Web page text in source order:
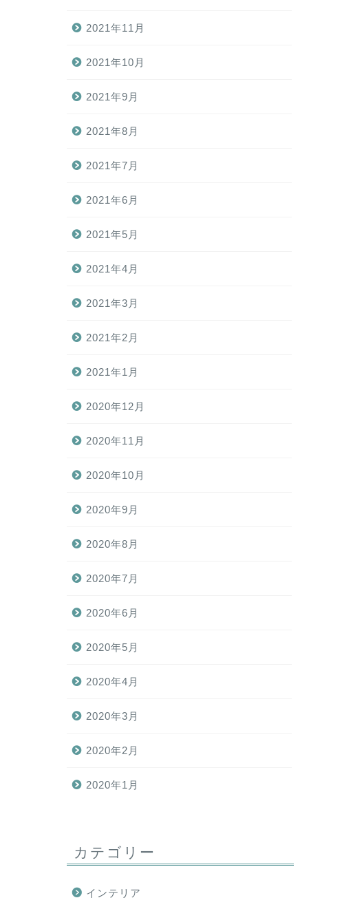
2021年11月
2021年10月
2021年9月
2021年8月
2021年7月
2021年6月
2021年5月
2021年4月
2021年3月
2021年2月
2021年1月
2020年12月
2020年11月
2020年10月
2020年9月
2020年8月
2020年7月
2020年6月
2020年5月
2020年4月
2020年3月
2020年2月
2020年1月
カテゴリー
インテリア